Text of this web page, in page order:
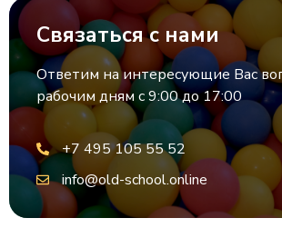
Связаться с нами
Ответим на интересующие Вас
рабочим дням с 9:00 до 17:00
+7 495 105 55 52
info@old-school.online